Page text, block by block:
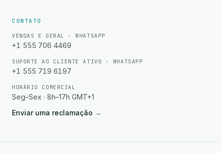
CONTATO
VENDAS E GERAL · WHATSAPP
+1 555 706 4469
SUPORTE AO CLIENTE ATIVO · WHATSAPP
+1 555 719 6197
HORÁRIO COMERCIAL
Seg–Sex · 8h–17h GMT+1
Enviar uma reclamação →